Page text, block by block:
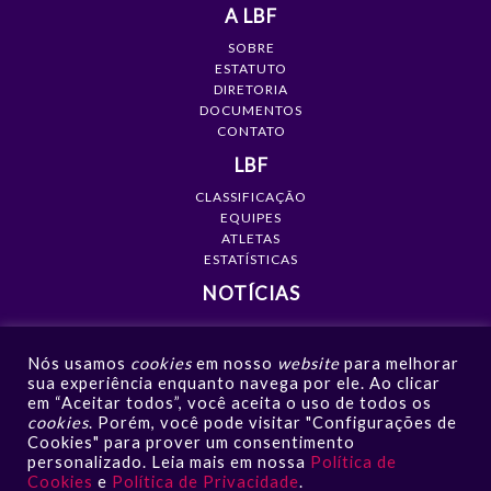
A LBF
SOBRE
ESTATUTO
DIRETORIA
DOCUMENTOS
CONTATO
LBF
CLASSIFICAÇÃO
EQUIPES
ATLETAS
ESTATÍSTICAS
NOTÍCIAS
GALERIAS
VÍDEOS
NOTÍCIAS
CONTATO
Nós usamos cookies em nosso website para melhorar
sua experiência enquanto navega por ele. Ao clicar
em “Aceitar todos”, você aceita o uso de todos os
cookies. Porém, você pode visitar "Configurações de
Cookies" para prover um consentimento
personalizado. Leia mais em nossa Política de
Cookies e Política de Privacidade.